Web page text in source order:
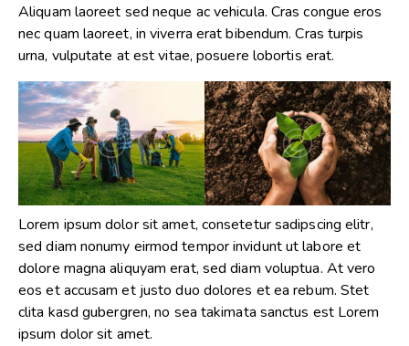
Aliquam laoreet sed neque ac vehicula. Cras congue eros
nec quam laoreet, in viverra erat bibendum. Cras turpis
urna, vulputate at est vitae, posuere lobortis erat.
Lorem ipsum dolor sit amet, consetetur sadipscing elitr,
sed diam nonumy eirmod tempor invidunt ut labore et
dolore magna aliquyam erat, sed diam voluptua. At vero
eos et accusam et justo duo dolores et ea rebum. Stet
clita kasd gubergren, no sea takimata sanctus est Lorem
ipsum dolor sit amet.